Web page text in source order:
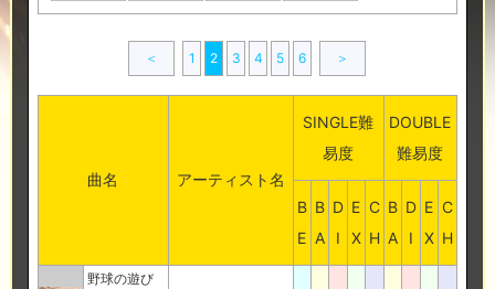
＜ 1 2 3 4 5 6 ＞
曲名 アーティスト名
SINGLE難
易度
DOUBLE
難易度
B
E
B
A
D
I
E
X
C
H
B
A
D
I
E
X
C
H
野球の遊び